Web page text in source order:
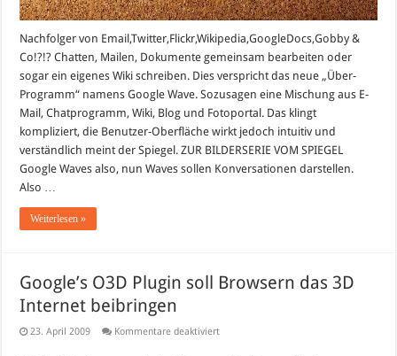
Nachfolger von Email,Twitter,Flickr,Wikipedia,GoogleDocs,Gobby &
Co!?!? Chatten, Mailen, Dokumente gemeinsam bearbeiten oder
sogar ein eigenes Wiki schreiben. Dies verspricht das neue „Über-
Programm“ namens Google Wave. Sozusagen eine Mischung aus E-
Mail, Chatprogramm, Wiki, Blog und Fotoportal. Das klingt
kompliziert, die Benutzer-Oberfläche wirkt jedoch intuitiv und
verständlich meint der Spiegel. ZUR BILDERSERIE VOM SPIEGEL
Google Waves also, nun Waves sollen Konversationen darstellen.
Also …
Weiterlesen »
Google’s O3D Plugin soll Browsern das 3D
Internet beibringen
23. April 2009 Kommentare deaktiviertfür